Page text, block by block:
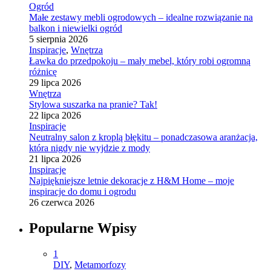
Ogród
Małe zestawy mebli ogrodowych – idealne rozwiązanie na
balkon i niewielki ogród
5 sierpnia 2026
Inspiracje, Wnętrza
Ławka do przedpokoju – mały mebel, który robi ogromną
różnicę
29 lipca 2026
Wnętrza
Stylowa suszarka na pranie? Tak!
22 lipca 2026
Inspiracje
Neutralny salon z kroplą błękitu – ponadczasowa aranżacja,
która nigdy nie wyjdzie z mody
21 lipca 2026
Inspiracje
Najpiękniejsze letnie dekoracje z H&M Home – moje
inspiracje do domu i ogrodu
26 czerwca 2026
Popularne Wpisy
1
DIY, Metamorfozy